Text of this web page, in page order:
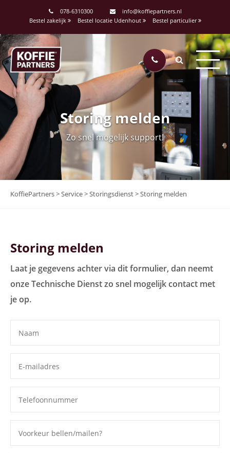
078-6310300
info@koffiepartners.nl
Bestel zakelijk
Bestel locatie Udenhout Bestel particulier
Storing melden
Zo snel mogelijk support!
KoffiePartners>Service>Storingsdienst>Storing melden
Storing melden
Laat je gegevens achter via dit formulier, dan neemt
onze Technische Dienst zo snel mogelijk contact met
je op.